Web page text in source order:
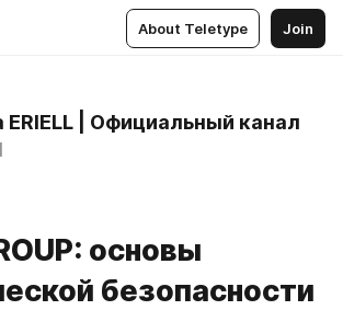
About Teletype Join
ERIELL | Официальный канал
основы
безопасности